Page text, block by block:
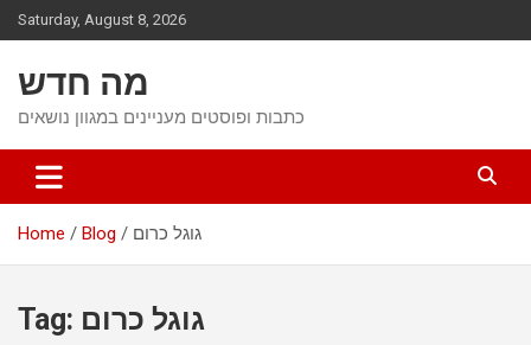
Skip
to
Saturday, August 8, 2026
מה חדש
כתבות ופוסטים מעניינים במגוון נושאים
Home Blog גוגל כרום
Tag: גוגל כרום